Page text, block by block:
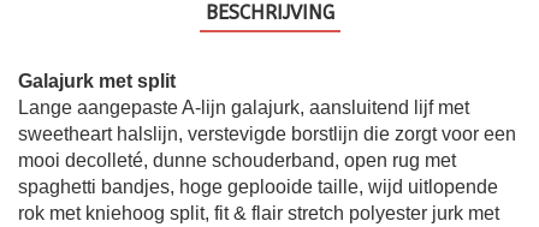
BESCHRIJVING
Galajurk met split
Lange aangepaste A-lijn galajurk, aansluitend lijf met
sweetheart halslijn, verstevigde borstlijn die zorgt voor een
mooi decolleté, dunne schouderband, open rug met
spaghetti bandjes, hoge geplooide taille, wijd uitlopende
rok met kniehoog split, fit & flair stretch polyester jurk met